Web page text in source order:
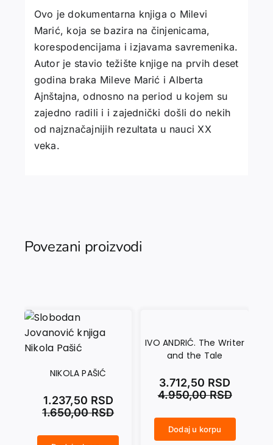
Ovo je dokumentarna knjiga o Milevi
Marić, koja se bazira na činjenicama,
korespodencijama i izjavama savremenika.
Autor je stavio težište knjige na prvih deset
godina braka Mileve Marić i Alberta
Ajnštajna, odnosno na period u kojem su
zajedno radili i i zajednički došli do nekih
od najznačajnijih rezultata u nauci XX
veka.
Povezani proizvodi
NIKOLA PAŠIĆ
1.650,00RSD
1.237,50 RSD
IVO ANDRIĆ. The Writer
and the Tale
4.950,00RSD
3.712,50 RSD
Dodaj u korpu